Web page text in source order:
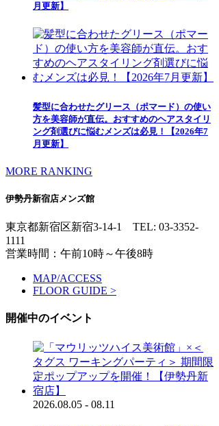
月更新】
髪型に合わせたグリース（ポマード）の使い
方を美容師が直伝。おすすめのヘアスタイリ
ング剤選びに悩むメンズは必見！【2026年7
月更新】
MORE RANKING
伊勢丹新宿店メンズ館
東京都新宿区新宿3-14-1 TEL: 03-3352-
1111
営業時間：午前10時～午後8時
MAP/ACCESS
FLOOR GUIDE >
開催中のイベント
2026.08.05 - 08.11